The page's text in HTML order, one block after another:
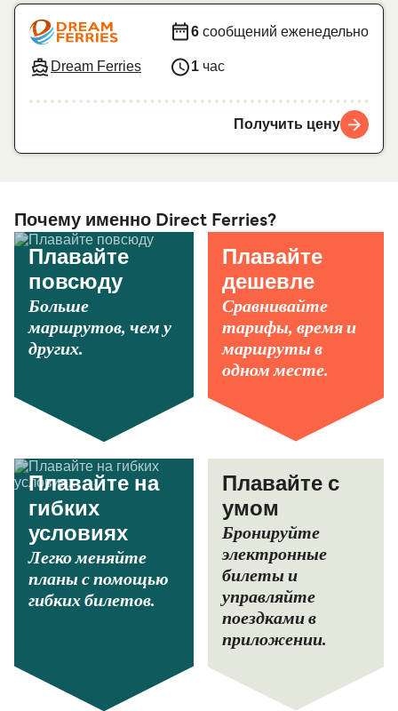
Dream Ferries
6 сообщений еженедельно
1 час
Получить цену
Почему именно Direct Ferries?
Плавайте
повсюду
Больше
маршрутов, чем у
других.
Плавайте
дешевле
Сравнивайте
тарифы, время и
маршруты в
одном месте.
Плавайте на
гибких
условиях
Легко меняйте
планы с помощью
гибких билетов.
Плавайте с
умом
Бронируйте
электронные
билеты и
управляйте
поездками в
приложении.